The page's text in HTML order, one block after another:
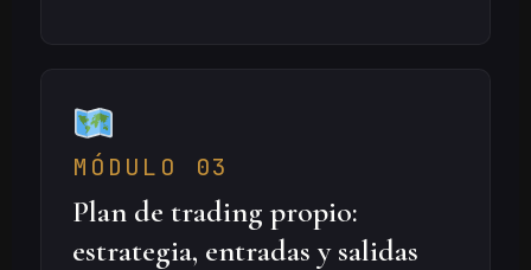
MÓDULO 03
Plan de trading propio:
estrategia, entradas y salidas